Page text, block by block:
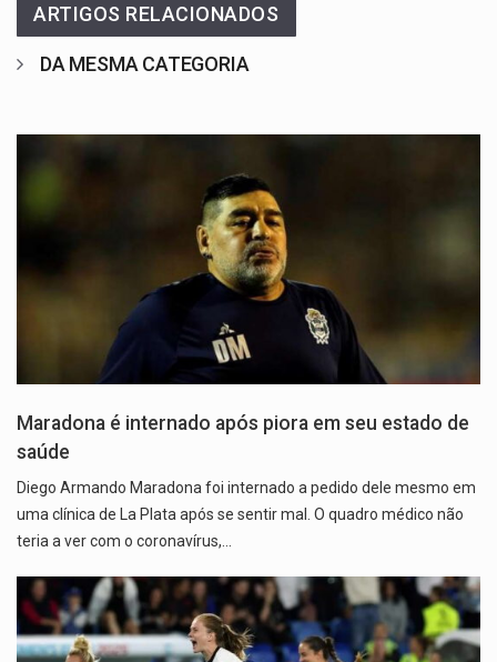
ARTIGOS RELACIONADOS
DA MESMA CATEGORIA
Maradona é internado após piora em seu estado de
saúde
Diego Armando Maradona foi internado a pedido dele mesmo em
uma clínica de La Plata após se sentir mal. O quadro médico não
teria a ver com o coronavírus,…